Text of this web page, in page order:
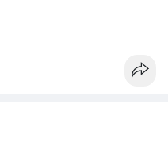
gần 786 nghìn USD được di
bị thanh khoản để bán ra,
nóng nhằm tối ưu phí giao